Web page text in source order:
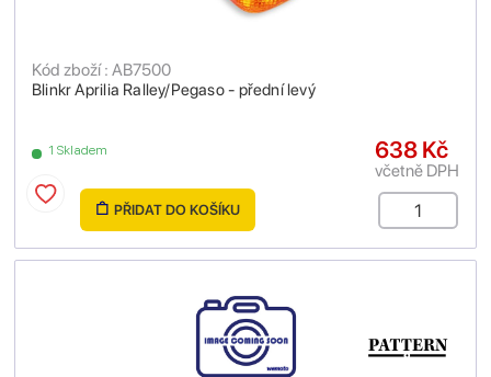
Blinkr Aprilia Ralley/Pegaso - přední levý
Kód zboží : AB7500
1 Skladem 638 Kč
včetně DPH
PŘIDAT DO KOŠÍKU